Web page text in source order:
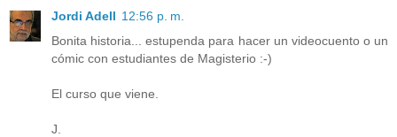
Jordi Adell 12:56 p. m.
Bonita historia... estupenda para hacer un videocuento o un
cómic con estudiantes de Magisterio :-)
El curso que viene.
J.